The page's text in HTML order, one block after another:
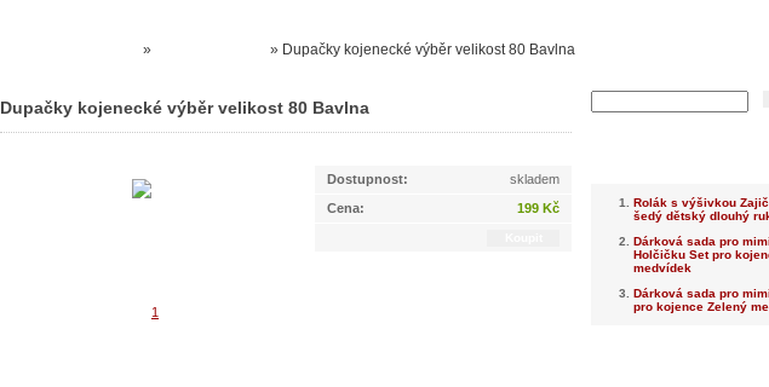
» » Dupačky kojenecké výběr velikost 80 Bavlna
Dupačky kojenecké výběr velikost 80 Bavlna
Dostupnost:
skladem
Cena:
199 Kč
Rolák s výšivkou
šedý dětský dlouhý
Dárková sada pro
Holčičku Set pro
medvídek
Dárková sada pro
pro kojence Zelený